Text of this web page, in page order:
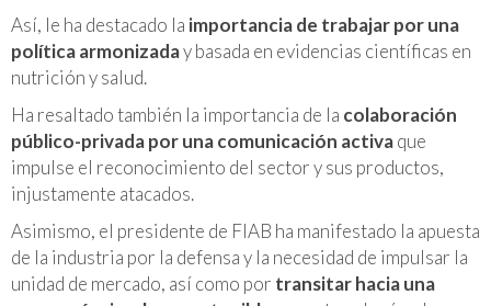
Así, le ha destacado la importancia de trabajar por una
política armonizaday basada en evidencias científicas en
nutrición y salud.
Ha resaltado también la importancia de la colaboración
público-privada por una comunicación activaque
impulse el reconocimiento del sector y sus productos,
injustamente atacados.
Asimismo, el presidente de FIAB ha manifestado la apuesta
de la industria por la defensa y la necesidad de impulsar la
unidad de mercado, así como por transitar hacia una